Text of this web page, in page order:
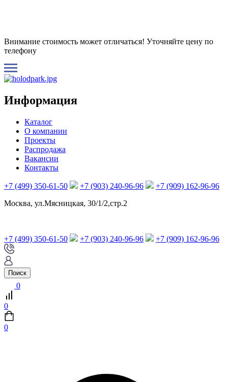
Внимание стоимость может отличаться! Уточняйте цену по
телефону
Информация
Каталог
О компании
Проекты
Распродажа
Вакансии
Контакты
+7 (499) 350-61-50 +7 (903) 240-96-96
+7 (909) 162-96-96
Москва, ул.Мясницкая, 30/1/2,стр.2
+7 (499) 350-61-50 +7 (903) 240-96-96 +7 (909) 162-96-96
Поиск
0
0
0